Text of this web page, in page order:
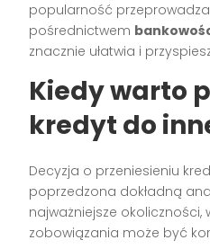
popularność
pośrednictwem
znacznie ułatwia i
Kiedy warto
kredyt do
Decyzja o przeniesieniu
poprzedzona dokładną
najważniejsze okoliczności,
zobowiązania może być